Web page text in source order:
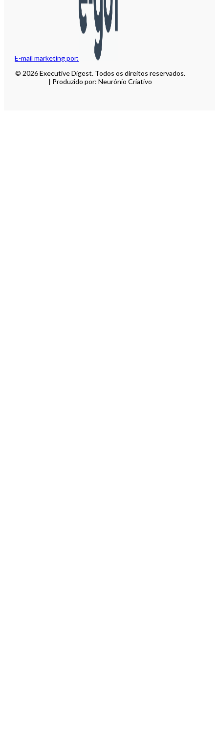
E-mail marketing por:
© 2026 Executive Digest. Todos os direitos reservados.
| Produzido por: Neurónio Criativo